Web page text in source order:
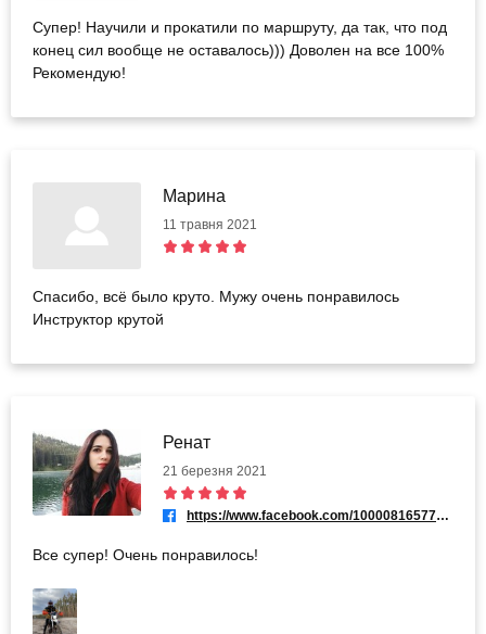
Супер! Научили и прокатили по маршруту, да так, что под
конец сил вообще не оставалось))) Доволен на все 100%
Рекомендую!
Марина
11 травня 2021
Спасибо, всё было круто. Мужу очень понравилось
Инструктор крутой
Ренат
21 березня 2021
https://www.facebook.com/100008165771862
Все супер! Очень понравилось!